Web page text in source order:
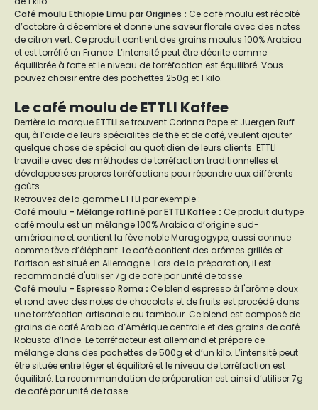
Café moulu Ethiopie Limu par Origines : Ce café moulu est récolté
d’octobre à décembre et donne une saveur florale avec des notes
de citron vert. Ce produit contient des grains moulus 100% Arabica
et est torréfié en France. L’intensité peut être décrite comme
équilibrée à forte et le niveau de torréfaction est équilibré. Vous
pouvez choisir entre des pochettes 250g et 1 kilo.
Le café moulu de ETTLI Kaffee
Derrière la marqueETTLI se trouvent Corinna Pape et Juergen Ruff
qui, à l’aide de leurs spécialités de thé et de café, veulent ajouter
quelque chose de spécial au quotidien de leurs clients. ETTLI
travaille avec des méthodes de torréfaction traditionnelles et
développe ses propres torréfactions pour répondre aux différents
goûts.
Retrouvez de la gamme ETTLI par exemple :
Café moulu – Mélange raffiné par ETTLI Kaffee : Ce produit du type
café moulu est un mélange 100% Arabica d’origine sud-
américaine et contient la fève noble Maragogype, aussi connue
comme fève d’éléphant. Le café contient des arômes grillés et
l’artisan est situé en Allemagne. Lors de la préparation, il est
recommandé d'utiliser 7g de café par unité de tasse.
Café moulu – Espresso Roma : Ce blend espresso à l'arôme doux
et rond avec des notes de chocolats et de fruits est procédé dans
une torréfaction artisanale au tambour. Ce blend est composé de
grains de café Arabica d’Amérique centrale et des grains de café
Robusta d’Inde. Le torréfacteur est allemand et prépare ce
mélange dans des pochettes de 500g et d’un kilo. L’intensité peut
être située entre léger et équilibré et le niveau de torréfaction est
équilibré. La recommandation de préparation est ainsi d’utiliser 7g
de café par unité de tasse.